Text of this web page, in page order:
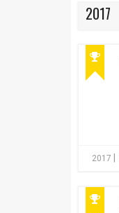
2017
2017